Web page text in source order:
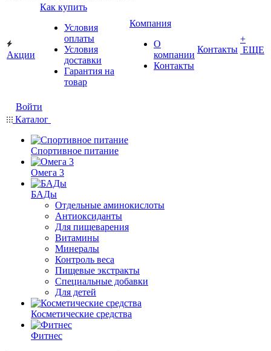
Акции
Как купить
Условия
оплаты
Условия
доставки
Гарантия на
товар
Компания
О
компании
Контакты
Контакты
+
ЕЩЕ
Войти
Каталог
Спортивное питание
Омега 3
БАДы
Отдельные аминокислоты
Антиоксиданты
Для пищеварения
Витамины
Минералы
Контроль веса
Пищевые экстракты
Специальные добавки
Для детей
Косметические средства
Фитнес